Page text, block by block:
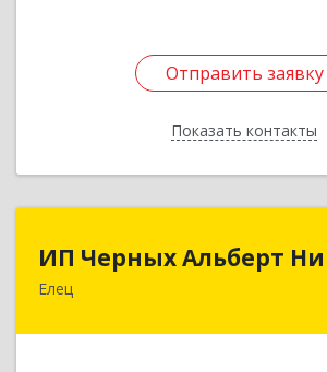
Отправить заявку
Показать контакты
Отправить заявку
Назад
ИП Черных Альберт
Елец
ИП Черных Альберт
399771, Липецкая обл, Елец г,